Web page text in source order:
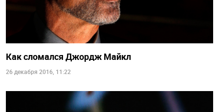
Как сломался Джордж Майкл
26 декабря 2016, 11:22